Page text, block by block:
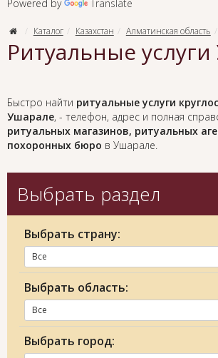
Powered by Translate
Каталог Казахстан Алматинская область
Ритуальные
Быстро найти ритуальные услуги
Ушарале, - телефон, адрес и полная
ритуальных магазинов, ритуальных
похоронных бюро в Ушарале.
Выбрать раздел
Выбрать страну:
Все
Выбрать область:
Все
Выбрать город: